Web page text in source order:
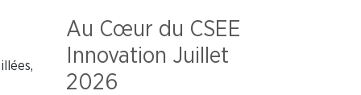
Au Cœur du CSEE
Innovation Juillet
2026